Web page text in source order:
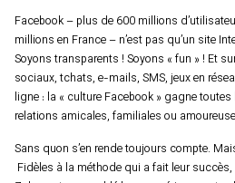
Facebook – plus de 600 millions
millions en France – n’est pas qu’un site
Soyons transparents ! Soyons « fun » ! Et
sociaux, tchats, e-mails, SMS, jeux en
ligne : la « culture Facebook » gagne
relations amicales, familiales ou
Sans quon s’en rende toujours compte.
Fidèles à la méthode qui a fait leur